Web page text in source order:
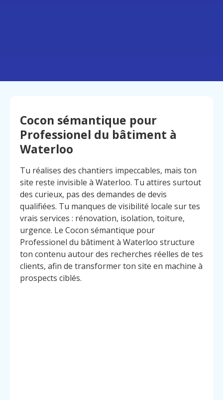
Cocon sémantique pour
Professionel du bâtiment à
Waterloo
Tu réalises des chantiers impeccables, mais ton
site reste invisible à Waterloo. Tu attires surtout
des curieux, pas des demandes de devis
qualifiées. Tu manques de visibilité locale sur tes
vrais services : rénovation, isolation, toiture,
urgence. Le Cocon sémantique pour
Professionel du bâtiment à Waterloo structure
ton contenu autour des recherches réelles de tes
clients, afin de transformer ton site en machine à
prospects ciblés.